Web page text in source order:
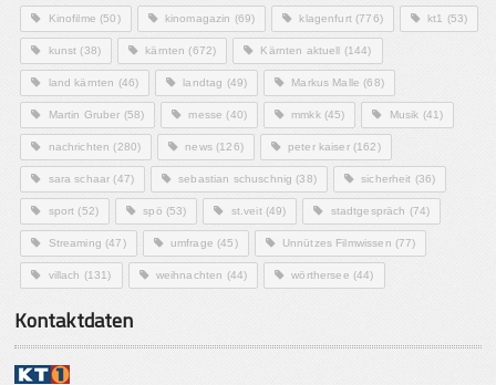
Kinofilme (50) kinomagazin (69) klagenfurt(776) kt1 (53)
kunst (38) kärnten (672) Kärnten aktuell (144)
land kärnten (46) landtag (49) Markus Malle (68)
Martin Gruber (58) messe (40) mmkk(45) Musik (41)
nachrichten (280) news(126) peter kaiser(162)
sara schaar (47) sebastian schuschnig (38) sicherheit (36)
sport (52) spö (53) st.veit(49) stadtgespräch (74)
Streaming (47) umfrage (45) Unnützes Filmwissen (77)
villach (131) weihnachten (44) wörthersee (44)
Kontaktdaten